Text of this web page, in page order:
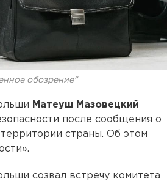
обозрение"
Матеуш Мазовецкий
после сообщения о
страны. Об этом
созвал встречу комитета